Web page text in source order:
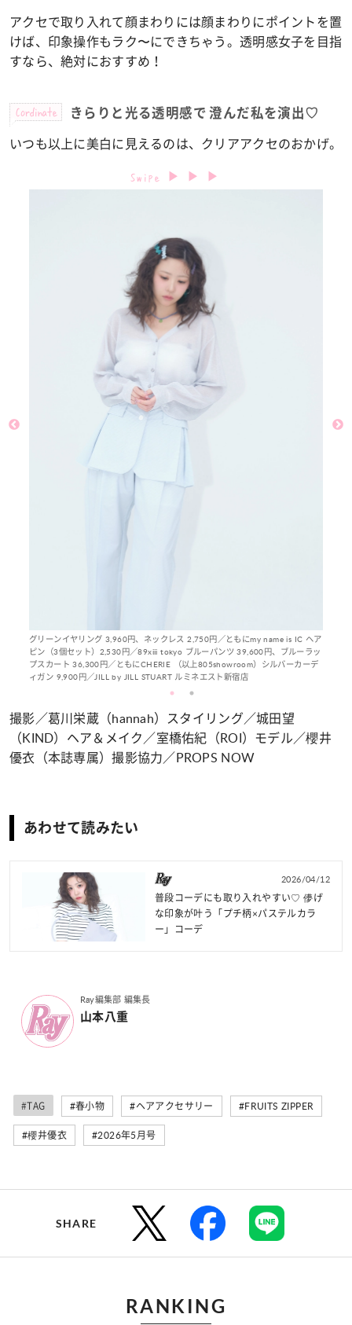
アクセで取り入れて顔まわりには顔まわりにポイントを置
けば、印象操作もラク〜にできちゃう。透明感女子を目指
すなら、絶対におすすめ！
Cordinate きらりと光る透明感で 澄んだ私を演出♡
いつも以上に美白に見えるのは、クリアアクセのおかげ。
グリーンイヤリング 3,960円、ネックレス 2,750円／ともにmy name is IC ヘア
ピン（3個セット）2,530円／89xiii tokyo ブルーパンツ 39,600円、ブルーラッ
プスカート 36,300円／ともにCHERIE （以上805showroom）シルバーカーデ
ィガン 9,900円／JILL by JILL STUART ルミネエスト新宿店
撮影／葛川栄蔵（hannah）スタイリング／城田望
（KIND）ヘア＆メイク／室橋佑紀（ROI）モデル／櫻井
優衣（本誌専属）撮影協力／PROPS NOW
あわせて読みたい
2026/04/12
普段コーデにも取り入れやすい♡ 儚げ
な印象が叶う「プチ柄×パステルカラ
ー」コーデ
Ray編集部 編集長
山本八重
#TAG #春小物 #ヘアアクセサリー #FRUITS ZIPPER
#櫻井優衣 #2026年5月号
SHARE
RANKING